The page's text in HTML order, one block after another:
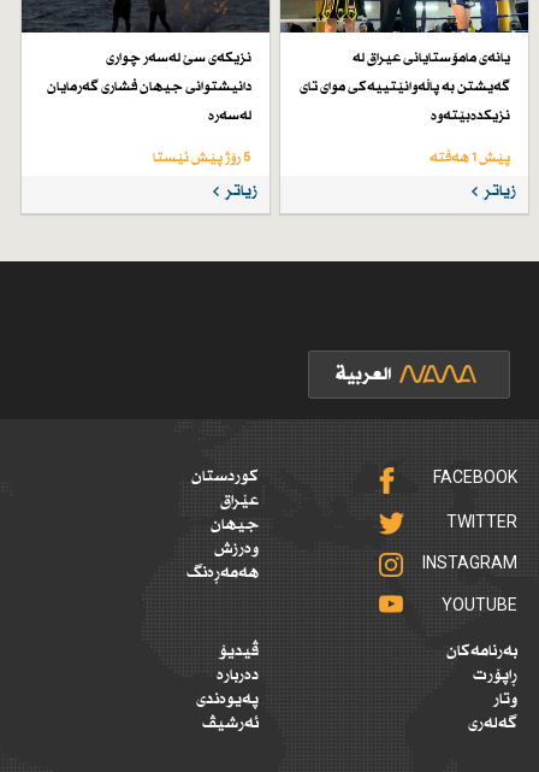
یانەی مامۆستایانی عیراق لە
گەیشتن بە پاڵەوانێتییەكی موای تای
نزیكدەبێتەوە
پێش 1 هەفتە
زیاتر
نزیكەی سێ لەسەر چواری
دانیشتوانی جیهان فشاری گەرمایان
لەسەرە
5 رۆژ پێش ئێستا
زیاتر
FACEBOOK
TWITTER
INSTAGRAM
YOUTUBE
کوردستان
عێراق
جیهان
وەرزش
هەمەڕەنگ
بەرنامەکان
ڕاپۆرت
وتار
گەلەری
ڤیدیۆ
دەربارە
پەیوەندی
ئەرشیڤ